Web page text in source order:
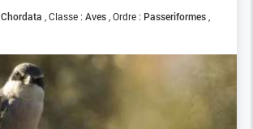
Chordata Classe : Aves Ordre : Passeriformes